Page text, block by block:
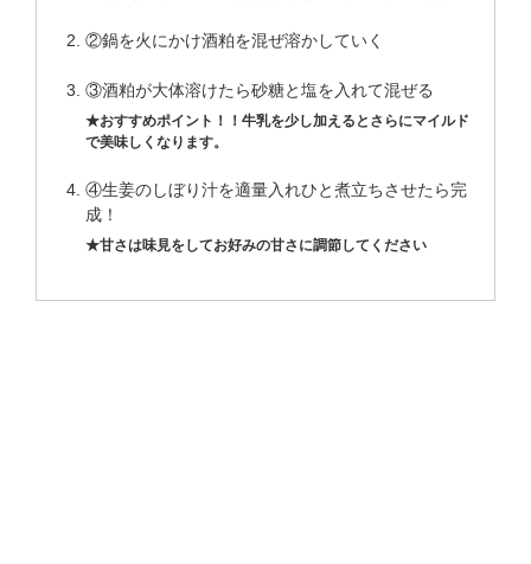
②鍋を火にかけ酒粕を混ぜ溶かしていく
③酒粕が大体溶けたら砂糖と塩を入れて混ぜる
おすすめポイント！！牛乳を少し加えるとさらにマイルド
で美味しくなります。
④生姜のしぼり汁を適量入れひと煮立ちさせたら完
成！
甘さは味見をしてお好みの甘さに調節してください